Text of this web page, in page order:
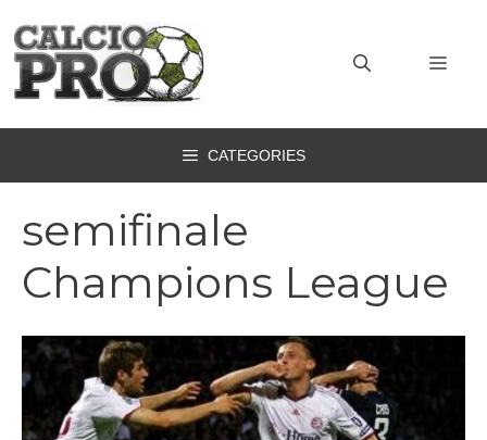
contenuto
CATEGORIES
semifinale
Champions League